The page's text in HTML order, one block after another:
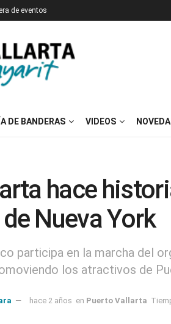
de eventos
DE BANDERAS VIDEOS
hace
Nueva York
participa en la marcha del
los atractivos de
hace 2 años en Puerto Vallarta